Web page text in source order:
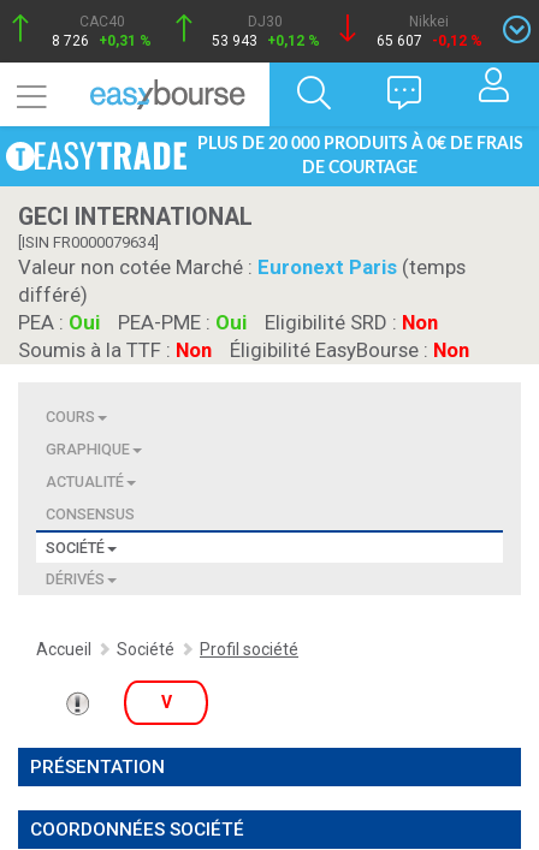
CAC40
8 726
+0,31 %
DJ30
53 943
+0,12 %
Nikkei
65 607
-0,12 %
PLUS DE 20 000 PRODUITS À 0€ DE FRAIS
DE COURTAGE
GECI INTERNATIONAL
[ISIN FR0000079634]
Valeur non cotée Marché : Euronext Paris (temps
différé)
PEA : Oui PEA-PME : Oui Eligibilité SRD : Non
Soumis à la TTF : Non Éligibilité EasyBourse : Non
COURS
GRAPHIQUE
ACTUALITÉ
CONSENSUS
SOCIÉTÉ
DÉRIVÉS
Accueil Société Profil société
V
PRÉSENTATION
COORDONNÉES SOCIÉTÉ